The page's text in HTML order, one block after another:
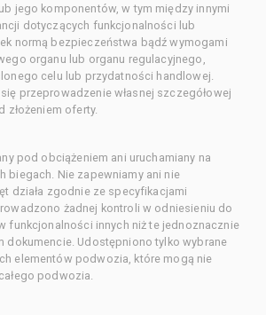
jego komponentów, w tym między innymi
dotyczących funkcjonalności lub
normą bezpieczeństwa bądź wymogami
organu lub organu regulacyjnego,
celu lub przydatności handlowej.
przeprowadzenie własnej szczegółowej
złożeniem oferty.
pod obciążeniem ani uruchamiany na
biegach. Nie zapewniamy ani nie
działa zgodnie ze specyfikacjami
żadnej kontroli w odniesieniu do
funkcjonalności innych niż te jednoznacznie
dokumencie. Udostępniono tylko wybrane
elementów podwozia, które mogą nie
podwozia.